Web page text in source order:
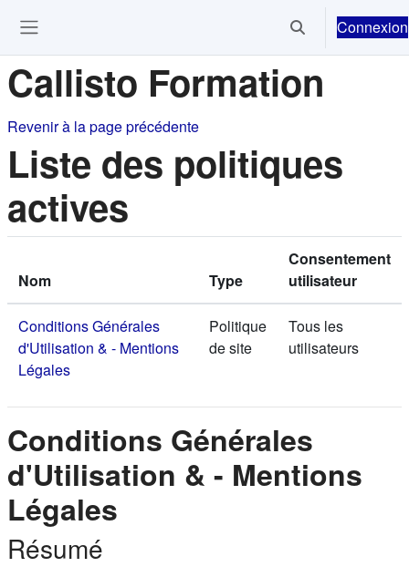
Activer/Connexion
Callisto Formation
Revenir à la page précédente
Liste des politiques
actives
Nom Type
Consentement
utilisateur
Conditions Générales
d'Utilisation & - Mentions
Légales
Politique
de site
Tous les
utilisateurs
Conditions Générales
d'Utilisation & - Mentions
Légales
Résumé